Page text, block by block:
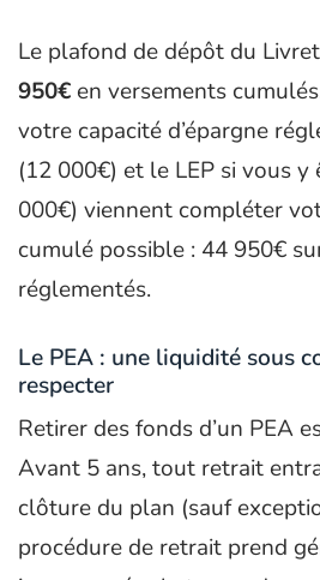
Le plafond de dépôt du
950€ en versements
votre capacité d’épargne
(12 000€) et le LEP si vous
000€) viennent compléter
cumulé possible : 44 950€
réglementés.
Le PEA : une liquidité sous
respecter
Retirer des fonds d’un PEA
Avant 5 ans, tout retrait
clôture du plan (sauf
procédure de retrait prend